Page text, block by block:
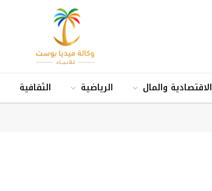
الاقتصادية والمال الرياضية الثقافية